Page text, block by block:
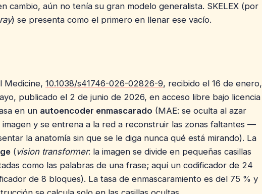
cambio, aún no tenía su gran modelo generalista. SKELEX (por
) se presenta como el primero en llenar ese vacío.
Medicine, 10.1038/s41746-026-02826-9, recibido el 16 de enero,
publicado el 2 de junio de 2026, en acceso libre bajo licencia
en un autoencoder enmascarado (MAE: se oculta al azar
y se entrena a la red a reconstruir las zonas faltantes —
la anatomía sin que se le diga nunca qué está mirando). La
(vision transformer: la imagen se divide en pequeñas casillas
como las palabras de una frase; aquí un codificador de 24
de 8 bloques). La tasa de enmascaramiento es del 75 % y